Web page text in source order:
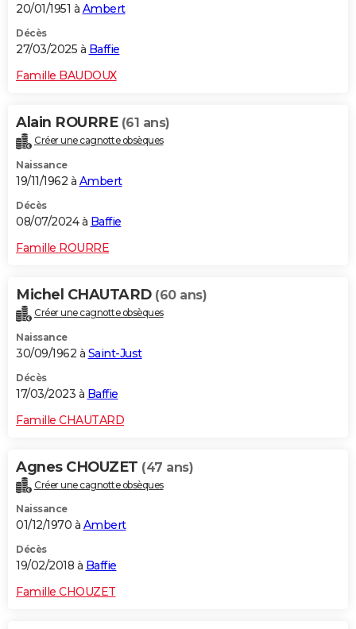
S'inscrire
Se connecter
Lycées
Collèges
Primaires
Universités
Entreprises
Service militaire
Avis de recherche
AVIS DE DÉCÈS
FORUM
Bricolage
Lifestyle
Culture
Sport
Auto
Television
Voyage
Cinema
20/01/1951 à Ambert
Décès
27/03/2025 à Baffie
Famille BAUDOUX
Alain ROURRE (61 ans)
Créer une cagnotte obsèques
Naissance
19/11/1962 à Ambert
Décès
08/07/2024 à Baffie
Famille ROURRE
Michel CHAUTARD (60 ans)
Créer une cagnotte obsèques
Naissance
30/09/1962 à Saint-Just
Décès
17/03/2023 à Baffie
Famille CHAUTARD
Agnes CHOUZET (47 ans)
Créer une cagnotte obsèques
Naissance
01/12/1970 à Ambert
Décès
19/02/2018 à Baffie
Famille CHOUZET